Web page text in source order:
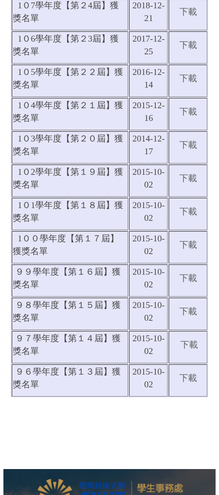
1０7學年度【第２4屆】獲
獎名單
2018-12-
21
下載
1０6學年度【第２3屆】獲
獎名單
2017-12-
25
下載
1０5學年度【第２２屆】獲
獎名單
2016-12-
14
下載
1０4學年度【第２１屆】獲
獎名單
2015-12-
16
下載
1０3學年度【第２０屆】獲
獎名單
2014-12-
17
下載
1０2學年度【第１９屆】獲
獎名單
2015-10-
02
下載
1０1學年度【第１８屆】獲
獎名單
2015-10-
02
下載
1００學年度【第１７屆】
獲獎名單
2015-10-
02
下載
９９學年度【第１６屆】獲
獎名單
2015-10-
02
下載
９８學年度【第１５屆】獲
獎名單
2015-10-
02
下載
９７學年度【第１４屆】獲
獎名單
2015-10-
02
下載
９６學年度【第１３屆】獲
獎名單
2015-10-
02
下載